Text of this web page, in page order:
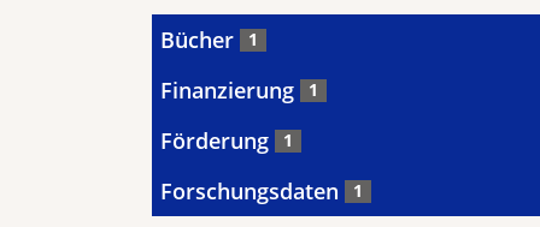
Bücher 1
Finanzierung 1
Förderung 1
Forschungsdaten 1